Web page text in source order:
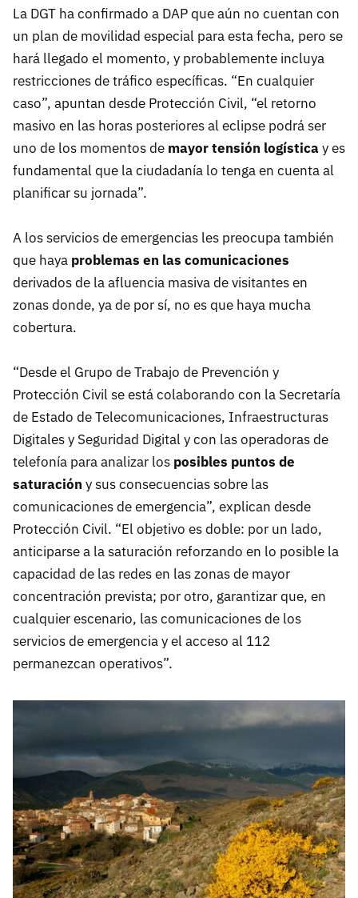
La DGT ha confirmado a DAP que aún no cuentan con
un plan de movilidad especial para esta fecha, pero se
hará llegado el momento, y probablemente incluya
restricciones de tráfico específicas. “En cualquier
caso”, apuntan desde Protección Civil, “el retorno
masivo en las horas posteriores al eclipse podrá ser
uno de los momentos de mayor tensión logísticay es
fundamental que la ciudadanía lo tenga en cuenta al
planificar su jornada”.
A los servicios de emergencias les preocupa también
que haya problemas en las comunicaciones
derivados de la afluencia masiva de visitantes en
zonas donde, ya de por sí, no es que haya mucha
cobertura.
“Desde el Grupo de Trabajo de Prevención y
Protección Civil se está colaborando con la Secretaría
de Estado de Telecomunicaciones, Infraestructuras
Digitales y Seguridad Digital y con las operadoras de
telefonía para analizar los posibles puntos de
saturación y sus consecuencias sobre las
comunicaciones de emergencia”, explican desde
Protección Civil. “El objetivo es doble: por un lado,
anticiparse a la saturación reforzando en lo posible la
capacidad de las redes en las zonas de mayor
concentración prevista; por otro, garantizar que, en
cualquier escenario, las comunicaciones de los
servicios de emergencia y el acceso al 112
permanezcan operativos”.